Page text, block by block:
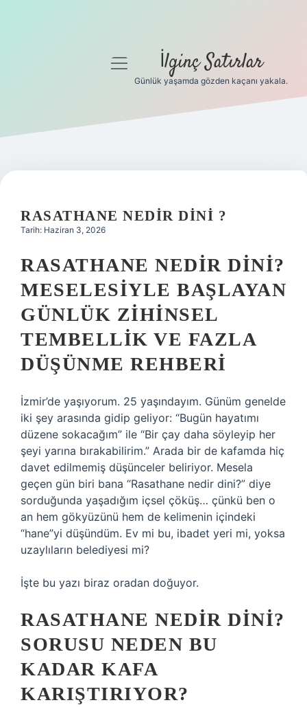
Gizlilik Politikası
Yasal Uyarı
menüyü
İlginç Satırlar
Günlük yaşamda gözden kaçanı yakala.
RASATHANE NEDIR DINI ?
Tarih: Haziran 3, 2026
RASATHANE NEDIR DINI?
MESELESIYLE BAŞLAYAN
GÜNLÜK ZIHINSEL
TEMBELLIK VE FAZLA
DÜŞÜNME REHBERI
İzmir’de yaşıyorum. 25 yaşındayım. Günüm genelde
iki şey arasında gidip geliyor: “Bugün hayatımı
düzene sokacağım” ile “Bir çay daha söyleyip her
şeyi yarına bırakabilirim.” Arada bir de kafamda hiç
davet edilmemiş düşünceler beliriyor. Mesela
geçen gün biri bana “Rasathane nedir dini?” diye
sorduğunda yaşadığım içsel çöküş… çünkü ben o
an hem gökyüzünü hem de kelimenin içindeki
“hane”yi düşündüm. Ev mi bu, ibadet yeri mi, yoksa
uzaylıların belediyesi mi?
İşte bu yazı biraz oradan doğuyor.
RASATHANE NEDIR DINI?
SORUSU NEDEN BU
KADAR KAFA
KARIŞTIRIYOR?